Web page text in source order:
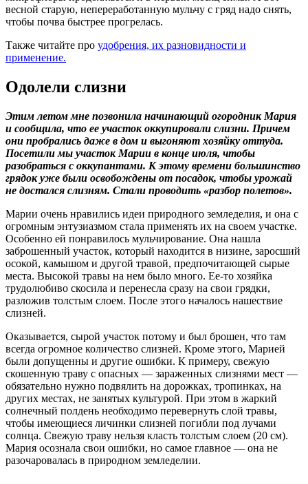
весной старую, непереработанную мульчу с гряд надо снять,
чтобы почва быстрее прогрелась.
Также читайте про удобрения, их разновидности и
применение.
Одолели слизни
Этим летом мне позвонила начинающий огородник Мария
и сообщила, что ее участок оккупировали слизни. Причем
они пробрались даже в дом и выгоняют хозяйку оттуда.
Посетили мы участок Марии в конце июля, чтобы
разобраться с оккупантами. К этому времени большинство
грядок уже были освобождены от посадок, чтобы урожай
не достался слизням. Стали проводить «разбор полетов».
Марии очень нравились идеи природного земледелия, и она с
огромным энтузиазмом стала применять их на своем участке.
Особенно ей понравилось мульчирование. Она нашла
заброшенный участок, который находится в низине, заросший
осокой, камышом и другой травой, предпочитающей сырые
места. Высокой травы на нем было много. Ее-то хозяйка
трудолюбиво скосила и перенесла сразу на свои грядки,
разложив толстым слоем. После этого началось нашествие
слизней.
Оказывается, сырой участок потому и был брошен, что там
всегда огромное количество слизней. Кроме этого, Марией
были допущенны и другие ошибки. К примеру, свежую
скошенную траву с опасных — зараженных слизнями мест —
обязательно нужно подвялить на дорожках, тропинках, на
других местах, не занятых культурой. При этом в жаркий
солнечный полдень необходимо перевернуть слой травы,
чтобы имеющиеся личинки слизней погибли под лучами
солнца. Свежую траву нельзя класть толстым слоем (20 см).
Мария осознала свои ошибки, но самое главное — она не
разочаровалась в природном земледелии.